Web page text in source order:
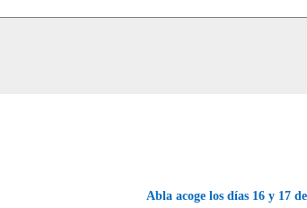
Abla acoge los días 16 y 17